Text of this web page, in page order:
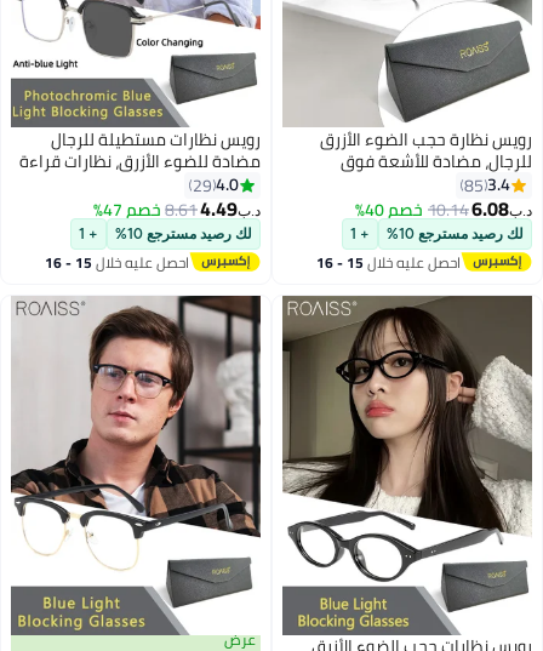
حجب الضوء الأزرق
مضادة للأشعة فوق
والوهج، نظارات كمبيوتر
الأزرق، نظارات
رياضية متغيرة اللون
لإجهاد العين والصداع مع
85
10.14خصم 40%
مسترجع 10% + 1
احصل عليه خلال 15 - 16
اغسطس
رويس نظارات مستطيلة للرجال
مضادة للضوء الأزرق، نظارات قراءة
عالية الدقة مضادة للأشعة فوق
البنفسجية، نظارات قراءة مسطحة
للرجال مضادة لإجهاد العين، نظارات
متغيرة اللون باللون الأسود والفضي
29
4.49
8.61خصم 47%
لك رصيد مسترجع 10% + 1
احصل عليه خلال 15 - 16
اغسطس
عرض